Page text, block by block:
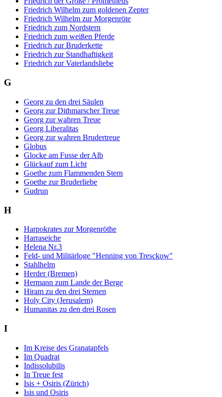
Friedrich Wilhelm zum goldenen Zepter
Friedrich Wilhelm zur Morgenröte
Friedrich zum Nordstern
Friedrich zum weißen Pferde
Friedrich zur Bruderkette
Friedrich zur Standhaftigkeit
Friedrich zur Vaterlandsliebe
G
Georg zu den drei Säulen
Georg zur Dithmarscher Treue
Georg zur wahren Treue
Georg Liberalitas
Georg zur wahren Brudertreue
Globus
Glocke am Fusse der Alb
Glückauf zum Licht
Goethe zum Flammenden Stern
Goethe zur Bruderliebe
Gudrun
H
Harpokrates zur Morgenröthe
Harraseiche
Helena Nr.3
Feld- und Militärloge "Henning von Tresckow"
Stahlhelm
Herder (Bremen)
Hermann zum Lande der Berge
Hiram zu den drei Sternen
Holy City (Jerusalem)
Humanitas zu den drei Rosen
I
Im Kreise des Granatapfels
Im Quadrat
Indissolubilis
In Treue fest
Isis + Osiris (Zürich)
Isis und Osiris